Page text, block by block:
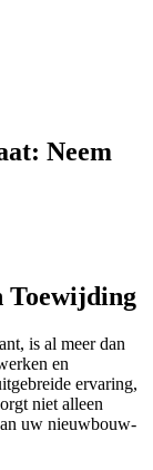
Neem
Toewijding
is al meer dan
en
ervaring,
niet alleen
uw nieuwbouw-